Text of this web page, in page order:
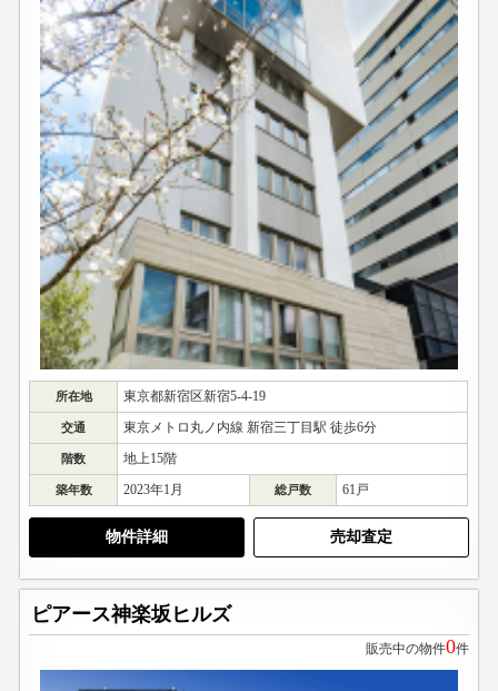
所在地 東京都新宿区新宿5-4-19
交通 東京メトロ丸ノ内線 新宿三丁目駅 徒歩6分
階数 地上15階
築年数 2023年1月 総戸数 61戸
物件詳細 売却査定
ピアース神楽坂ヒルズ
販売中の物件0件